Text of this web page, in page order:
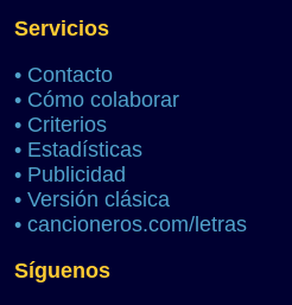
Servicios
• Contacto
• Cómo colaborar
• Criterios
• Estadísticas
• Publicidad
• Versión clásica
• cancioneros.com/letras
Síguenos